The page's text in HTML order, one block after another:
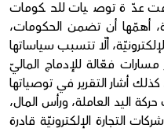
عدّة توصيات للحكومات
أهمّها أن تضمن الحكومات،
ألّا تتسبب سياساتها
فعّالة للإدماج الماليّ
أشار التقرير في توصياتها
اليد العاملة، ورأس المال،
التجارة الإلكترونيّة قادرة